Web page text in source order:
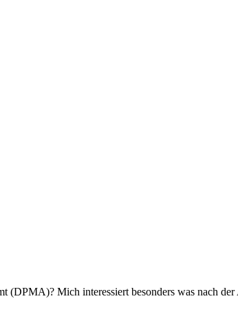
(DPMA)? Mich interessiert besonders was nach